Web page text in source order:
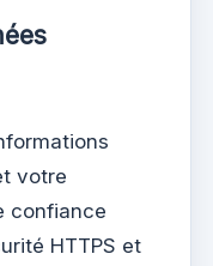
votre
confiance
HTTPS et